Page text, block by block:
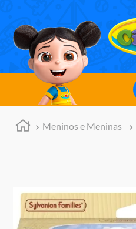
Meninos e Meninas
TERMOS MAIS BUSCADOS
meninos
marvel legends
barbie
boneca
pokemon